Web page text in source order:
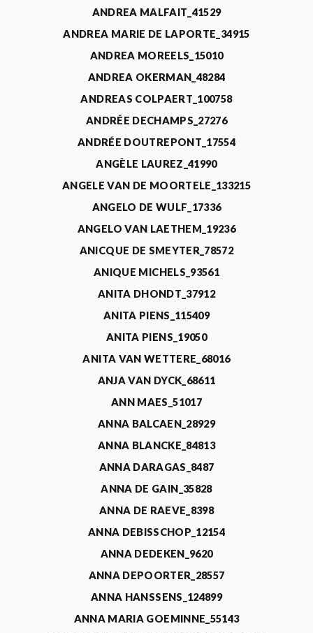
ANDREA MALFAIT_41529
ANDREA MARIE DE LAPORTE_34915
ANDREA MOREELS_15010
ANDREA OKERMAN_48284
ANDREAS COLPAERT_100758
ANDRÉE DECHAMPS_27276
ANDRÉE DOUTREPONT_17554
ANGÈLE LAUREZ_41990
ANGELE VAN DE MOORTELE_133215
ANGELO DE WULF_17336
ANGELO VAN LAETHEM_19236
ANICQUE DE SMEYTER_78572
ANIQUE MICHELS_93561
ANITA DHONDT_37912
ANITA PIENS_115409
ANITA PIENS_19050
ANITA VAN WETTERE_68016
ANJA VAN DYCK_68611
ANN MAES_51017
ANNA BALCAEN_28929
ANNA BLANCKE_84813
ANNA DARAGAS_8487
ANNA DE GAIN_35828
ANNA DE RAEVE_8398
ANNA DEBISSCHOP_12154
ANNA DEDEKEN_9620
ANNA DEPOORTER_28557
ANNA HANSSENS_124899
ANNA MARIA GOEMINNE_55143